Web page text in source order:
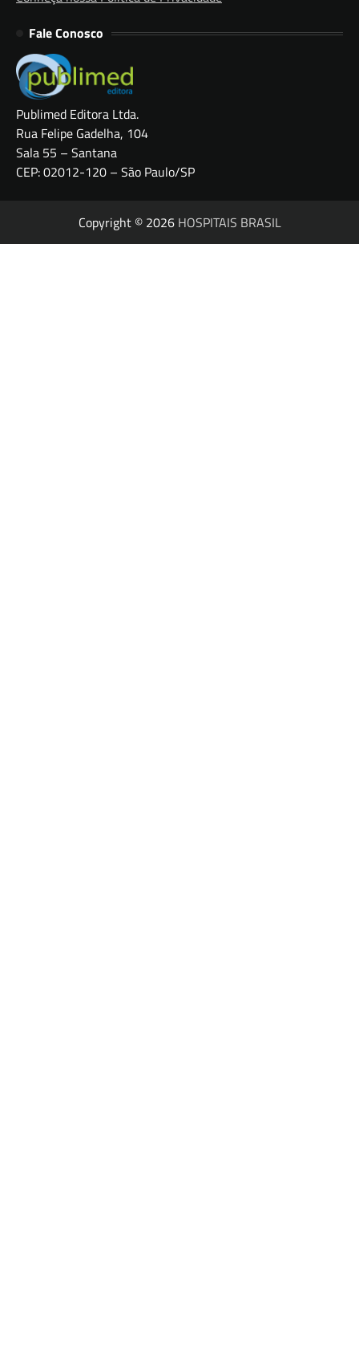
Fale Conosco
Publimed Editora Ltda.
Rua Felipe Gadelha, 104
Sala 55 – Santana
CEP: 02012-120 – São Paulo/SP
Copyright © 2026 HOSPITAIS BRASIL